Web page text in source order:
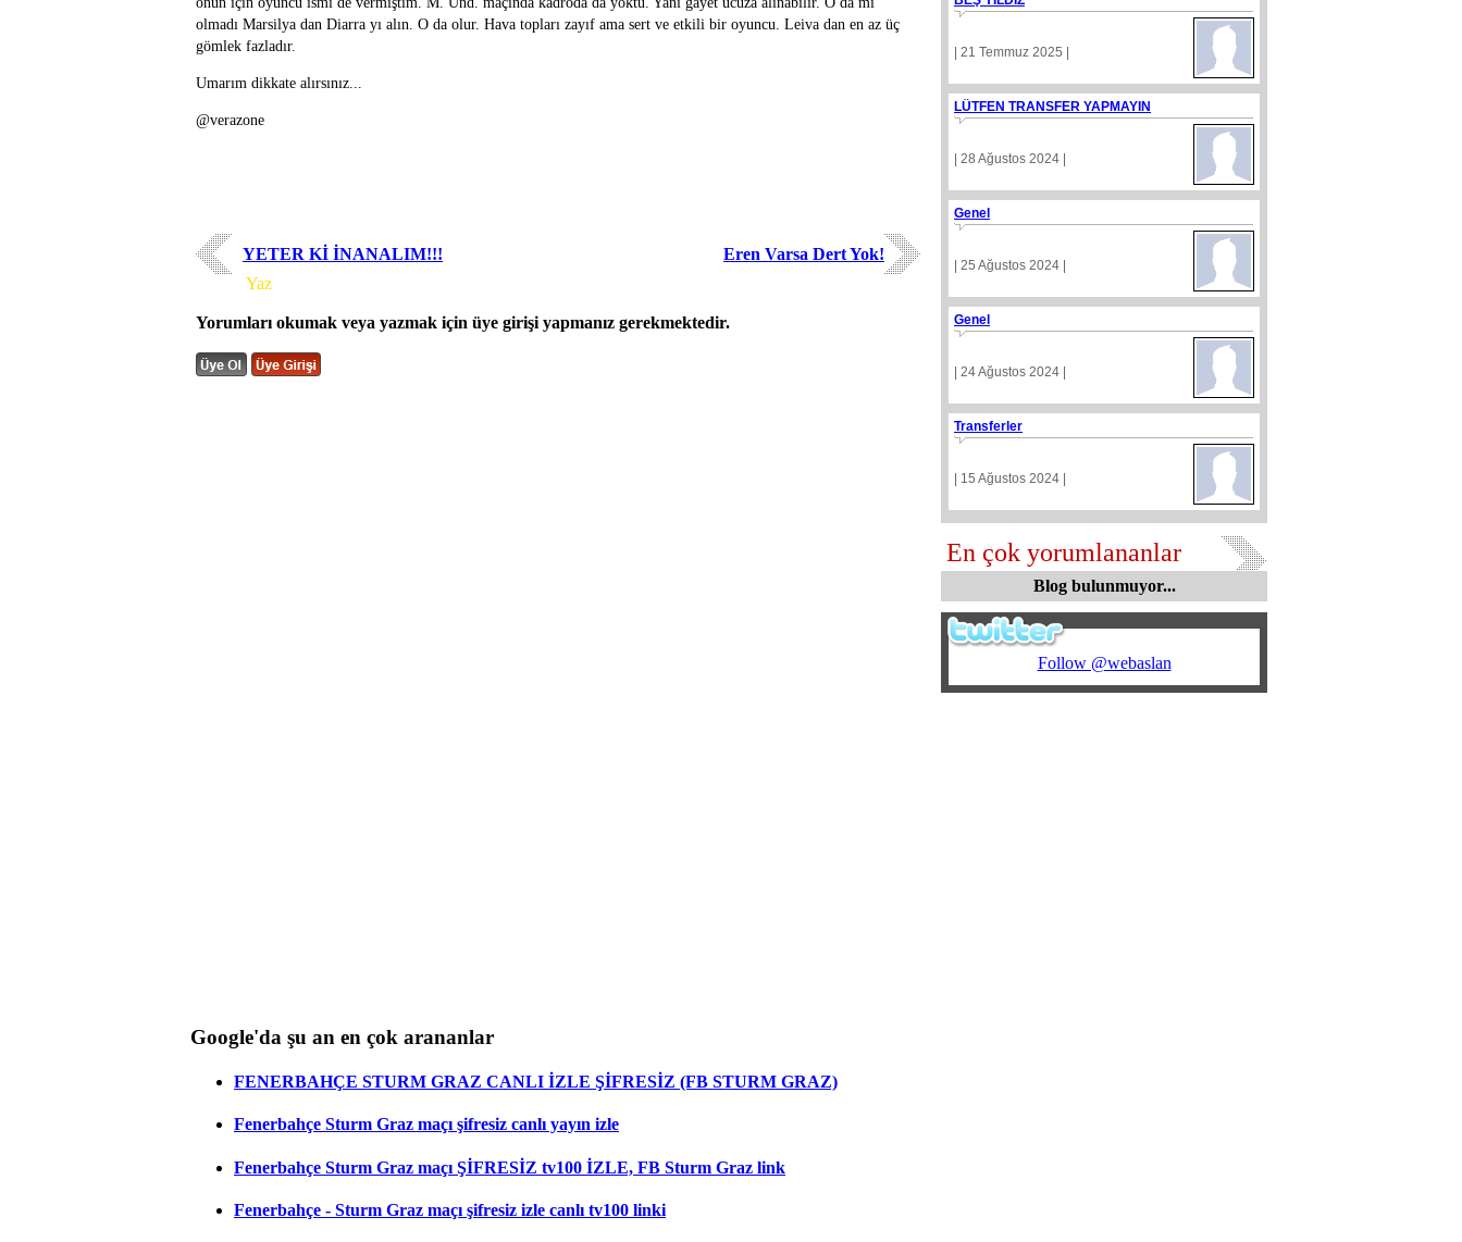
olmadı Marsilya dan Diarra yı alın. O da olur. Hava topları zayıf ama sert ve etkili bir oyuncu. Leiva dan en az üç
gömlek fazladır.
Umarım dikkate alırsınız...
@verazone
YETER Kİ İNANALIM!!!
Eren Varsa Dert Yok!
Yaz
Yorumları okumak veya yazmak için üye girişi yapmanız gerekmektedir.
| 21 Temmuz 2025 |
LÜTFEN TRANSFER YAPMAYIN
| 28 Ağustos 2024 |
Genel
| 25 Ağustos 2024 |
Genel
| 24 Ağustos 2024 |
Transferler
| 15 Ağustos 2024 |
En çok yorumlananlar
Blog bulunmuyor...
Follow @webaslan
Google'da şu an en çok arananlar
FENERBAHÇE STURM GRAZ CANLI İZLE ŞİFRESİZ (FB STURM GRAZ)
Fenerbahçe Sturm Graz maçı şifresiz canlı yayın izle
Fenerbahçe Sturm Graz maçı ŞİFRESİZ tv100 İZLE, FB Sturm Graz link
Fenerbahçe - Sturm Graz maçı şifresiz izle canlı tv100 linki